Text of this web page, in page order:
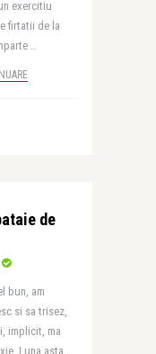
exercitiu
firtatii de la
..
de
bun, am
si sa trisez,
implicit, ma
Luna asta,